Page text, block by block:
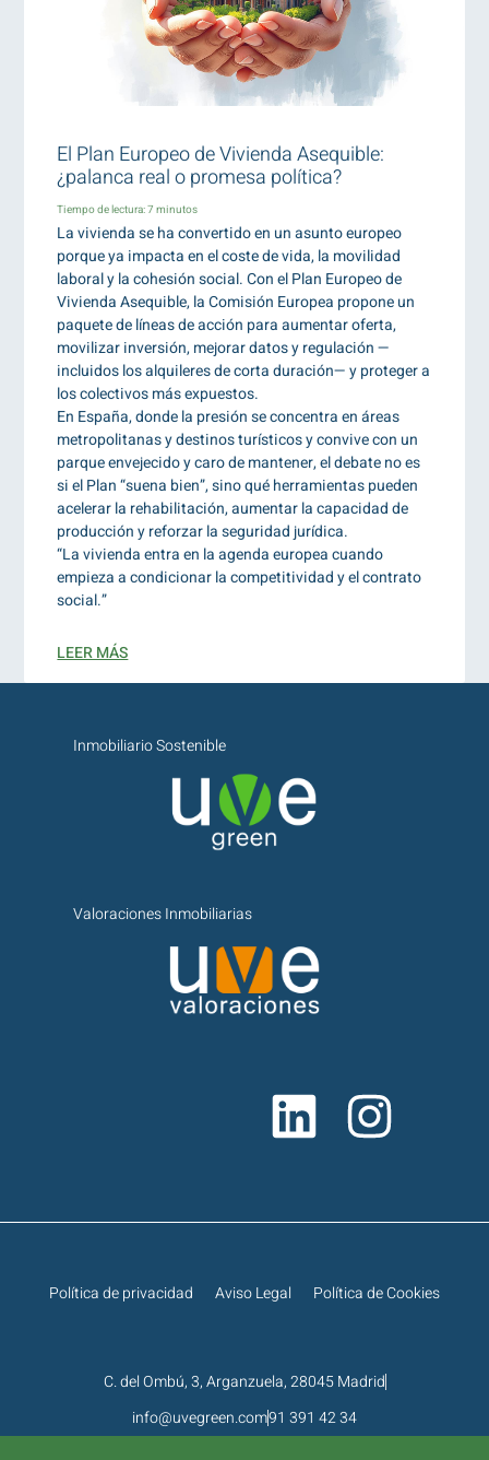
El Plan Europeo de Vivienda Asequible:
¿palanca real o promesa política?
Tiempo de lectura:7 minutos
La vivienda se ha convertido en un asunto europeo
porque ya impacta en el coste de vida, la movilidad
laboral y la cohesión social. Con el Plan Europeo de
Vivienda Asequible, la Comisión Europea propone un
paquete de líneas de acción para aumentar oferta,
movilizar inversión, mejorar datos y regulación —
incluidos los alquileres de corta duración— y proteger a
los colectivos más expuestos.
En España, donde la presión se concentra en áreas
metropolitanas y destinos turísticos y convive con un
parque envejecido y caro de mantener, el debate no es
si el Plan “suena bien”, sino qué herramientas pueden
acelerar la rehabilitación, aumentar la capacidad de
producción y reforzar la seguridad jurídica.
“La vivienda entra en la agenda europea cuando
empieza a condicionar la competitividad y el contrato
social.”
LEER MÁS
Valoraciones Inmobiliarias
Inmobiliario Sostenible
C. del Ombú, 3, Arganzuela, 28045 Madrid
info@uvegreen.com91 391 42 34
Política de privacidad Aviso Legal Política de Cookies